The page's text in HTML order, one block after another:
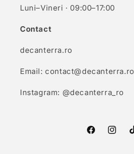
Luni–Vineri · 09:00–17:00
Contact
decanterra.ro
Email: contact@decanterra.ro
Instagram: @decanterra_ro
Facebook